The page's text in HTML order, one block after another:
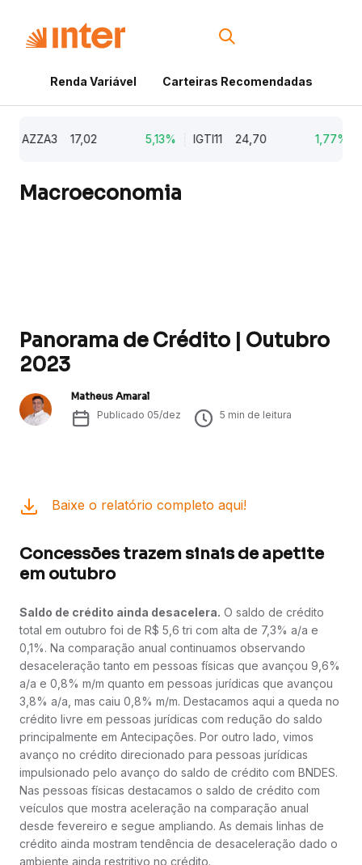
Renda Variável Carteiras Recomendadas
AZZA3 17,02 5,13% IGTI11 24,70 1,77%
Macroeconomia
Panorama de Crédito | Outubro
2023
Matheus Amaral
Publicado 05/dez 5 min de leitura
Baixe o relatório completo aqui!
Concessões trazem sinais de apetite
em outubro
Saldo de crédito ainda desacelera. O saldo de crédito
total em outubro foi de R$ 5,6 tri com alta de 7,3% a/a e
0,1%. Na comparação anual continuamos observando
desaceleração tanto em pessoas físicas que avançou 9,6%
a/a e 0,8% m/m quanto em pessoas jurídicas que avançou
3,8% a/a, mas caiu 0,8% m/m. Destacamos aqui a queda no
crédito livre em pessoas jurídicas com redução do saldo
principalmente em Antecipações. Por outro lado, vimos
avanço no crédito direcionado para pessoas jurídicas
impulsionado pelo avanço do saldo de crédito com BNDES.
Nas pessoas físicas destacamos o saldo de crédito com
veículos que mostra aceleração na comparação anual
desde fevereiro e segue ampliando. As demais linhas de
crédito ainda mostram tendência de desaceleração dado o
ambiente ainda restritivo no crédito.